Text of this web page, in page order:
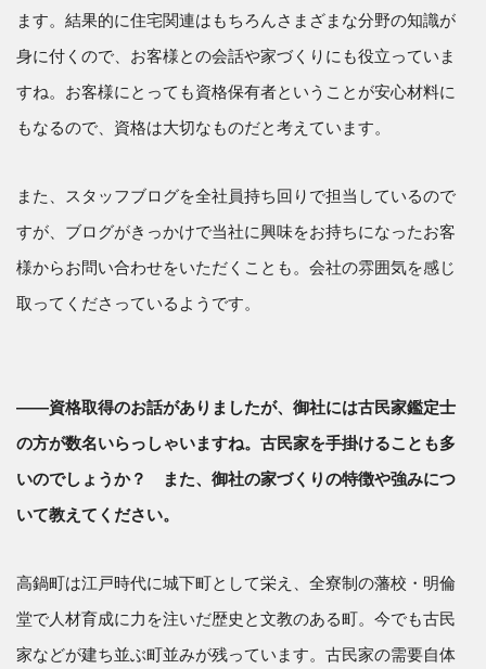
ます。結果的に住宅関連はもちろんさまざまな分野の知識が
身に付くので、お客様との会話や家づくりにも役立っていま
すね。お客様にとっても資格保有者ということが安心材料に
もなるので、資格は大切なものだと考えています。
また、スタッフブログを全社員持ち回りで担当しているので
すが、ブログがきっかけで当社に興味をお持ちになったお客
様からお問い合わせをいただくことも。会社の雰囲気を感じ
取ってくださっているようです。
――資格取得のお話がありましたが、御社には古民家鑑定士
の方が数名いらっしゃいますね。古民家を手掛けることも多
いのでしょうか？ また、御社の家づくりの特徴や強みにつ
いて教えてください。
高鍋町は江戸時代に城下町として栄え、全寮制の藩校・明倫
堂で人材育成に力を注いだ歴史と文教のある町。今でも古民
家などが建ち並ぶ町並みが残っています。古民家の需要自体